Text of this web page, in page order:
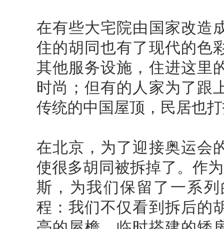
在有些大宅院由国家改造
住的胡同也有了现代的色
其他服务设施，住进这里
时尚；但有的人家为了跟
传统的中国屋顶，民居也
在北京，为了迎接奥运会
使很多胡同被拆掉了。作
斯，为我们保留了一系
程：我们不仅看到拆后的